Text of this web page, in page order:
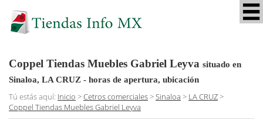
Coppel Tiendas Muebles Gabriel Leyva situado en
Sinaloa, LA CRUZ - horas de apertura, ubicación
Tú estás aquí: Inicio >Cetros comerciales>Sinaloa > LA CRUZ>
Coppel Tiendas Muebles Gabriel Leyva